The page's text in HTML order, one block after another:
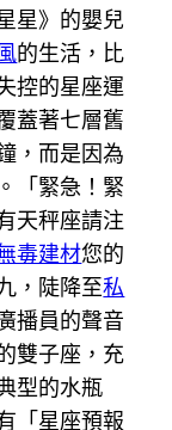
星》的嬰兒
的生活，比
控的星座運
蓋著七層舊
，而是因為
「緊急！緊
天秤座請注
毒建材您的
，陡降至私
播員的聲音
雙子座，充
型的水瓶
「星座預報